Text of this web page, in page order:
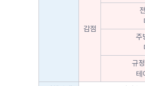
감점
주
규
테